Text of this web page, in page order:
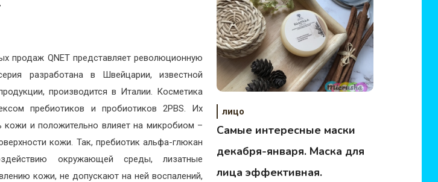
продаж QNET представляет революционную
разработана в Швейцарии, известной
производится в Италии. Косметика
пребиотиков и пробиотиков 2PBS. Их
кожи и положительно влияет на микробиом –
кожи. Так, пребиотик альфа-глюкан
окружающей среды, лизатные
кожи, не допускают на ней воспалений,
лицо
Самые интересные маски
декабря-января. Маска для
лица эффективная.